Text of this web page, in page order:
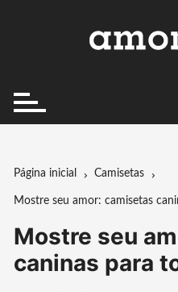
Página inicial Camisetas
Mostre seu amor: camisetas
Mostre seu
caninas para